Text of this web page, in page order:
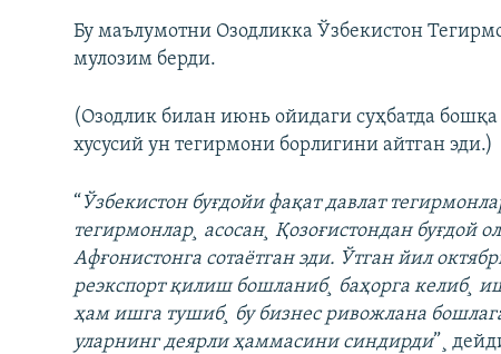
Бу маълумотни Озодликка Ўзбекистон
мулозим берди.
(Озодлик билан июнь ойидаги суҳбатда
хусусий ун тегирмони борлигини айтган эди.)
“ Ўзбекистон буғдойи фақат давлат
тегирмонлар¸ асосан¸ Қозоғистондан буғдой
Афғонистонга сотаëтган эди. Ўтган йил
реэкспорт қилиш бошланиб¸ баҳорга келиб¸
ҳам ишга тушиб¸ бу бизнес ривожлана
уларнинг деярли ҳаммасини синдирди”¸